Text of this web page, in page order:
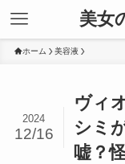
美女
ホーム 美容液
ヴィ
シミ
嘘？
2024
12/16